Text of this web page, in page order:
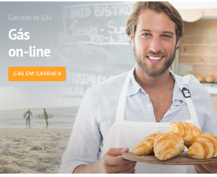
Garrafas de Gás
Gás
on-line
GÁS EM GARRAFA